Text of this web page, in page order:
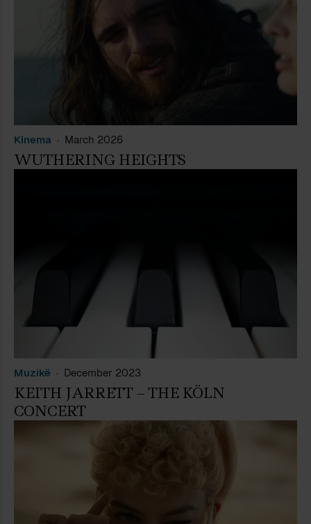
vë asgjë. I pëlqen të përtypë
ndonjëherë një croissant aux amandes
duke u endur tutje-tëhu nëpër Le
Marais, apo të gëlltisë ekzistencën
para një vinili me Goldberg Variationen
Kinema March 2026
WUTHERING HEIGHTS
Muzikë December 2023
KEITH JARRETT – THE KÖLN
CONCERT